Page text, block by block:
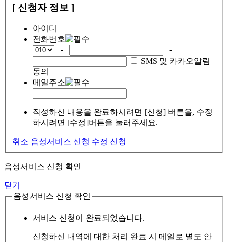
[ 신청자 정보 ]
아이디
전화번호
-
-
SMS 및 카카오알림
동의
메일주소
작성하신 내용을 완료하시려면 [신청] 버튼을, 수정
하시려면 [수정]버튼을 눌러주세요.
취소 음성서비스 신청 수정 신청
음성서비스 신청 확인
닫기
음성서비스 신청 확인
서비스 신청이 완료되었습니다.
신청하신 내역에 대한 처리 완료 시 메일로 별도 안